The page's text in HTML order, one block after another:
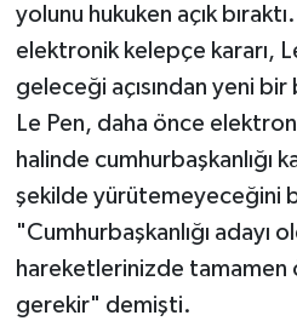
yolunu hukuken açık
elektronik kelepçe kararı,
geleceği açısından yeni
Le Pen, daha önce
halinde cumhurbaşkanlığı
şekilde yürütemeyeceğini
"Cumhurbaşkanlığı adayı
hareketlerinizde tamamen
gerekir" demişti.